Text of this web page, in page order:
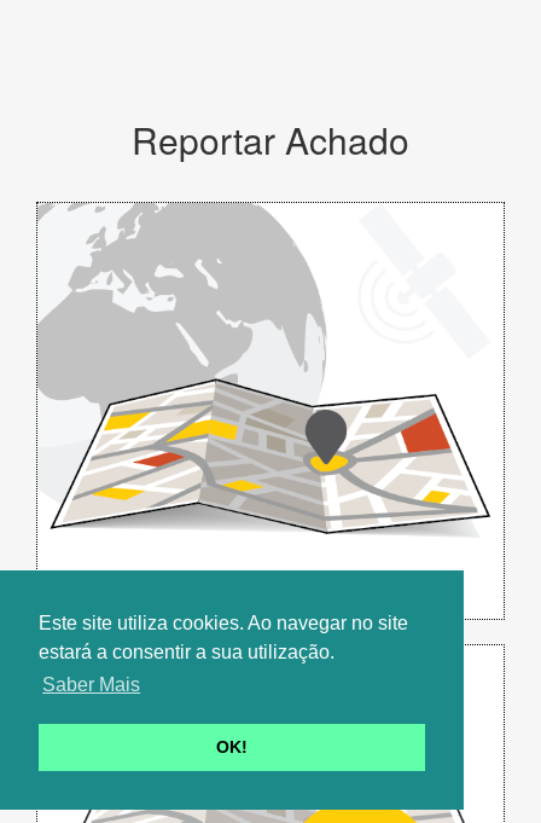
Este site utiliza cookies. Ao navegar no site
estará a consentir a sua utilização.
Saber Mais
OK!
Reportar Achado
Geolocalizaçao